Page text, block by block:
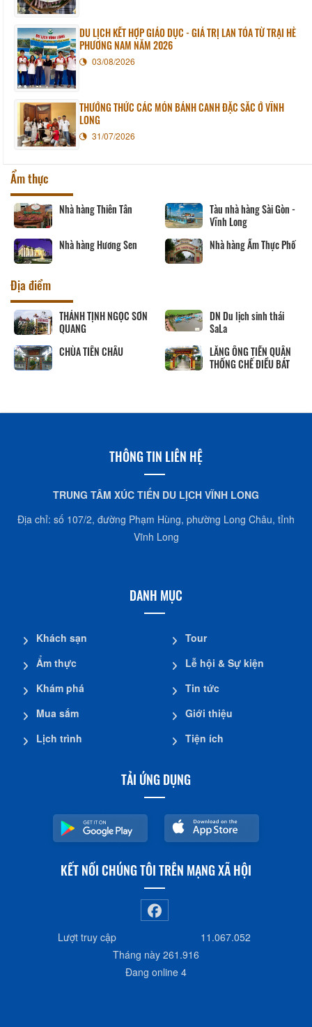
DU LỊCH KẾT HỢP GIÁO DỤC - GIÁ TRỊ LAN TỎA TỪ TRẠI HÈ
PHƯƠNG NAM NĂM 2026
03/08/2026
THƯỞNG THỨC CÁC MÓN BÁNH CANH ĐẶC SẮC Ở VĨNH
LONG
31/07/2026
Ẩm thực
Tân
Tàu nhà hàng Sài Gòn -
Sen
Nhà hàng Ẩm Thực Phố
Nhà hàng
Nhà hàng Ngân
Địa điểm
SƠN
DN Du lịch sinh thái
LĂNG ÔNG TIỀN QUÂN
THỐNG CHẾ ĐIỀU BÁT
CHÙA PHƯỚC HẬU
Út Trinh
THÔNG TIN LIÊN HỆ
TRUNG TÂM XÚC TIẾN DU LỊCH VĨNH LONG
Địa chỉ: số 107/2, đường Phạm Hùng, phường Long Châu, tỉnh
Vĩnh Long
DANH MỤC
Khách sạn
Ẩm thực
Khám phá
Mua sắm
Lịch trình
Tour
Lễ hội & Sự kiện
Tin tức
Giới thiệu
Tiện ích
TẢI ỨNG DỤNG
KẾT NỐI CHÚNG TÔI TRÊN MẠNG XÃ HỘI
Lượt truy cập
11.067.052
Tháng này 261.916
Đang online 4